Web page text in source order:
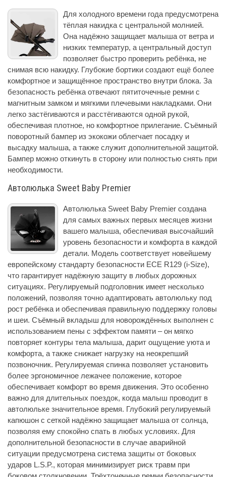
Для холодного времени года предусмотрена
тёплая накидка с центральной молнией.
Она надёжно защищает малыша от ветра и
низких температур, а центральный доступ
позволяет быстро проверить ребёнка, не
снимая всю накидку. Глубокие бортики создают ещё более
комфортное и защищённое пространство внутри блока. За
безопасность ребёнка отвечают пятиточечные ремни с
магнитным замком и мягкими плечевыми накладками. Они
легко застёгиваются и расстёгиваются одной рукой,
обеспечивая плотное, но комфортное прилегание. Съёмный
поворотный бампер из экокожи облегчает посадку и
высадку малыша, а также служит дополнительной защитой.
Бампер можно откинуть в сторону или полностью снять при
необходимости.
Автолюлька Sweet Baby Premier
Автолюлька Sweet Baby Premier создана
для самых важных первых месяцев жизни
вашего малыша, обеспечивая высочайший
уровень безопасности и комфорта в каждой
детали. Модель соответствует новейшему
европейскому стандарту безопасности ECE R129 (i-Size),
что гарантирует надёжную защиту в любых дорожных
ситуациях. Регулируемый подголовник имеет несколько
положений, позволяя точно адаптировать автолюльку под
рост ребёнка и обеспечивая правильную поддержку головы
и шеи. Съёмный вкладыш для новорождённых выполнен с
использованием пены с эффектом памяти – он мягко
повторяет контуры тела малыша, дарит ощущение уюта и
комфорта, а также снижает нагрузку на неокрепший
позвоночник. Регулируемая спинка позволяет установить
более эргономичное лежачее положение, которое
обеспечивает комфорт во время движения. Это особенно
важно для длительных поездок, когда малыш проводит в
автолюльке значительное время. Глубокий регулируемый
капюшон с сеткой надёжно защищает малыша от солнца,
позволяя ему спокойно спать в любых условиях. Для
дополнительной безопасности в случае аварийной
ситуации предусмотрена система защиты от боковых
ударов L.S.P., которая минимизирует риск травм при